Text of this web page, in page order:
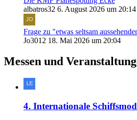
albatros32 6. August 2026 um 20:14
Frage zu "etwas seltsam
Jo3012 18. Mai 2026 um 20:04
Messen und
4. Internationale